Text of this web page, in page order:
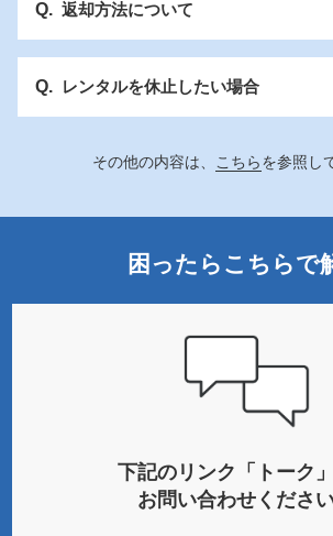
返却方法について
レンタルを休止したい場合
その他の内容は、 こちらを参照し
困ったらこちらで
下記のリンク「トーク
お問い合わせください